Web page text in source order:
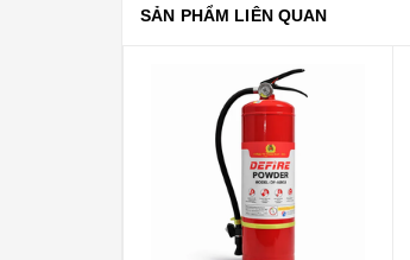
SẢN PHẨM LIÊN QUAN